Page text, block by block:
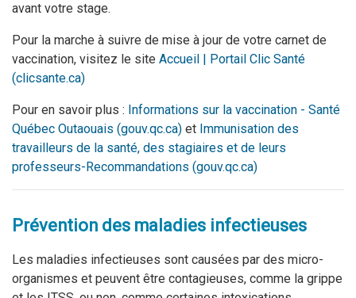
avant votre stage.
Pour la marche à suivre de mise à jour de votre carnet de
vaccination, visitez le site Accueil | Portail Clic Santé
(clicsante.ca)
Pour en savoir plus : Informations sur la vaccination - Santé
Québec Outaouais (gouv.qc.ca) et Immunisation des
travailleurs de la santé, des stagiaires et de leurs
professeurs-Recommandations (gouv.qc.ca)
Prévention des maladies infectieuses
Les maladies infectieuses sont causées par des micro-
organismes et peuvent être contagieuses, comme la grippe